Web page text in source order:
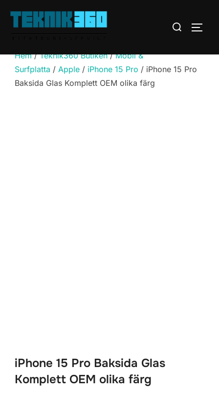
Sök
Hem/Teknik360 Butiken/Mobil &
Surfplatta / Apple / iPhone 15 Pro / iPhone 15 Pro
Baksida Glas Komplett OEM olika färg
iPhone 15 Pro Baksida Glas
Komplett OEM olika färg